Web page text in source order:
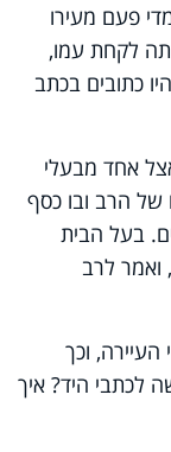
פעם מעירו
לקחת עמו,
כתובים בכתב
אחד מבעלי
של הרב ובו כסף
בעל הבית
ואמר לרב
וכך
לכתבי היד? איך